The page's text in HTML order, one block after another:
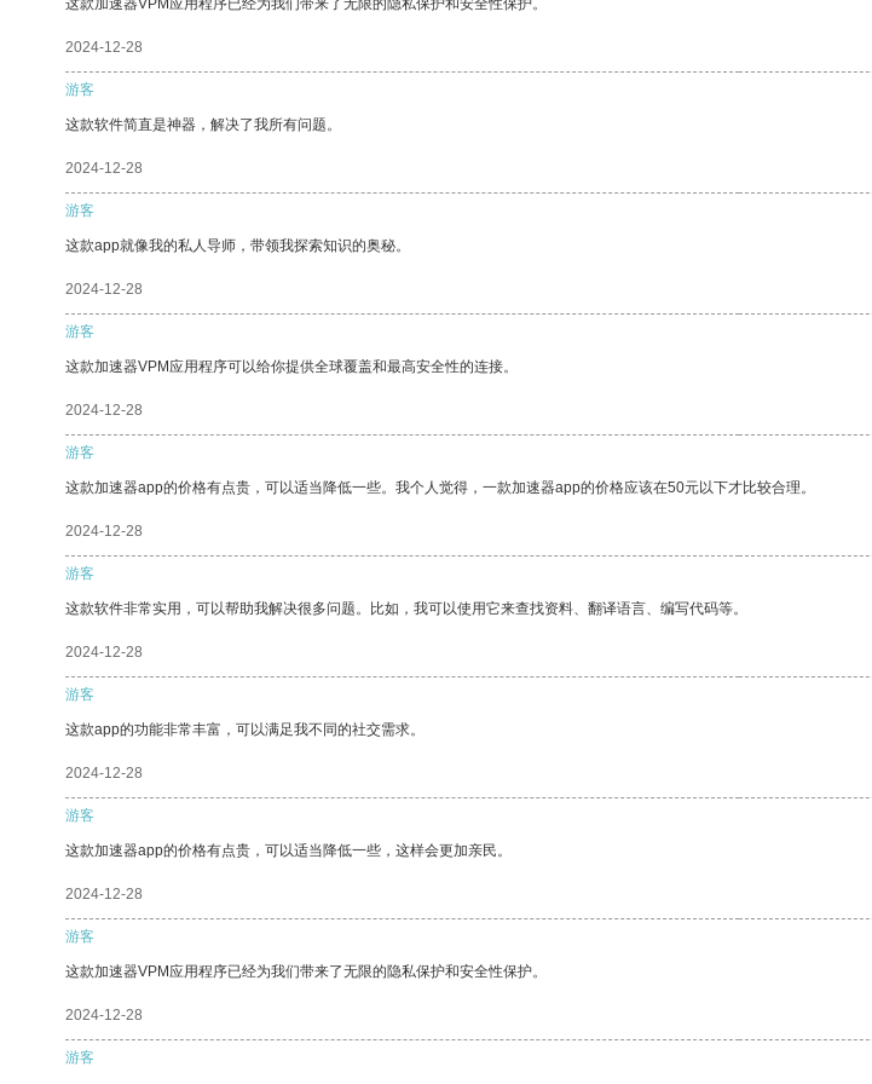
这款加速器VPM应用程序已经为我们带来了无限的隐私保护和安全性保护。
2024-12-28
游客
这款软件简直是神器，解决了我所有问题。
2024-12-28
游客
这款app就像我的私人导师，带领我探索知识的奥秘。
2024-12-28
游客
这款加速器VPM应用程序可以给你提供全球覆盖和最高安全性的连接。
2024-12-28
游客
这款加速器app的价格有点贵，可以适当降低一些。我个人觉得，一款加速器app的价格应该在50元以下才比较合理。
2024-12-28
游客
这款软件非常实用，可以帮助我解决很多问题。比如，我可以使用它来查找资料、翻译语言、编写代码等。
2024-12-28
游客
这款app的功能非常丰富，可以满足我不同的社交需求。
2024-12-28
游客
这款加速器app的价格有点贵，可以适当降低一些，这样会更加亲民。
2024-12-28
游客
这款加速器VPM应用程序已经为我们带来了无限的隐私保护和安全性保护。
2024-12-28
游客